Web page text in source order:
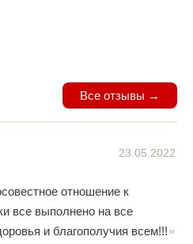
Все отзывы →
23.05.2022
отношение к
все выполнено на все
и благополучия всем!!!